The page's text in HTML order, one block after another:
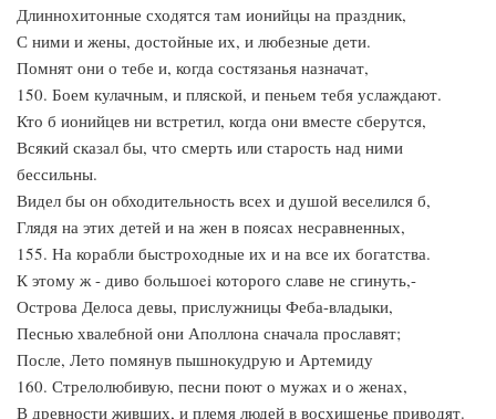
Длиннохитонные сходятся там ионийцы на праздник,
С ними и жены, достойные их, и любезные дети.
Помнят они о тебе и, когда состязанья назначат,
150. Боем кулачным, и пляской, и пеньем тебя услаждают.
Кто б ионийцев ни встретил, когда они вместе сберутся,
Всякий сказал бы, что смерть или старость над ними
бессильны.
Видел бы он обходительность всех и душой веселился б,
Глядя на этих детей и на жен в поясах несравненных,
155. На корабли быстроходные их и на все их богатства.
К этому ж - диво бoльшoei которого славе не сгинуть,-
Острова Делоса девы, прислужницы Феба-владыки,
Песнью хвалебной они Аполлона сначала прославят;
После, Лето помянув пышнокудрую и Артемиду
160. Стрелолюбивую, песни поют о мужах и о женах,
В древности живших, и племя людей в восхищенье приводят.